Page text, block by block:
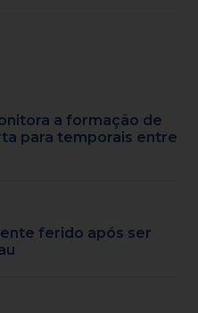
a formação de
para temporais entre
ferido após ser